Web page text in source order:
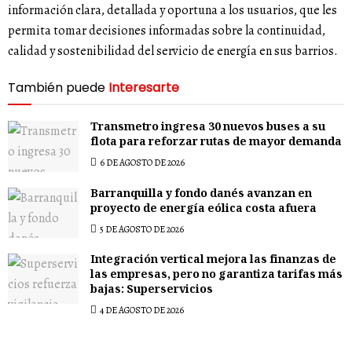
información clara, detallada y oportuna a los usuarios, que les
permita tomar decisiones informadas sobre la continuidad,
calidad y sostenibilidad del servicio de energía en sus barrios.
También puede Interesarte
Transmetro ingresa 30 nuevos buses a su
flota para reforzar rutas de mayor demanda
6 DE AGOSTO DE 2026
Barranquilla y fondo danés avanzan en
proyecto de energía eólica costa afuera
5 DE AGOSTO DE 2026
Integración vertical mejora las finanzas de
las empresas, pero no garantiza tarifas más
bajas: Superservicios
4 DE AGOSTO DE 2026